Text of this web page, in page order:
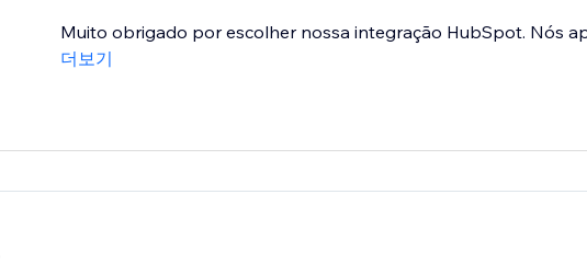
Muito obrigado por escolher nossa integração HubSpot. Nós
더보기